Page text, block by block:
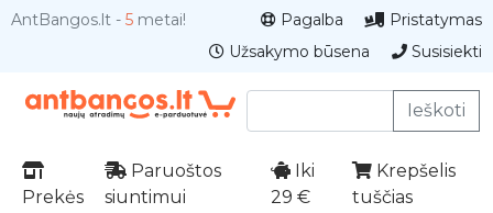
AntBangos.lt - 5 metai! Pagalba
Pristatymas
Užsakymo būsena
Susisiekti
Ieškoti
Prekės
Paruoštos
siuntimui
Iki
29 €
Krepšelis
tuščias